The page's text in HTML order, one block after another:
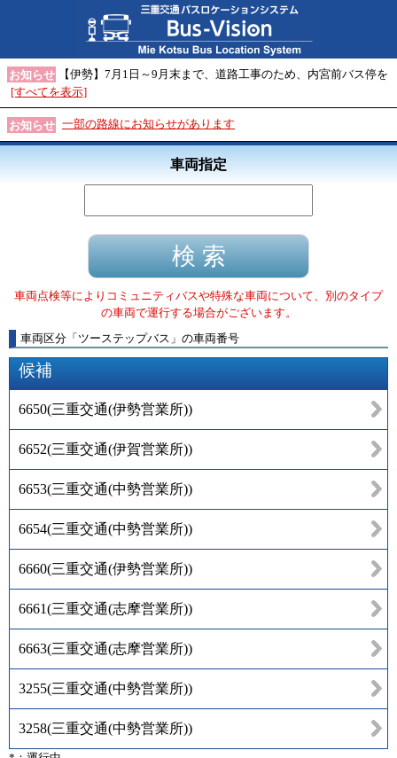
お知らせ
【伊勢】7月1日～9月末まで、道路工事のため、内宮前バス停を
[すべてを表示]
お知らせ 一部の路線にお知らせがあります
車両指定
車両点検等によりコミュニティバスや特殊な車両について、別のタイプ
の車両で運行する場合がございます。
車両区分 「 ツーステップバス 」 の車両番号
候補
6650(三重交通(伊勢営業所))
6652(三重交通(伊賀営業所))
6653(三重交通(中勢営業所))
6654(三重交通(中勢営業所))
6660(三重交通(伊勢営業所))
6661(三重交通(志摩営業所))
6663(三重交通(志摩営業所))
3255(三重交通(中勢営業所))
3258(三重交通(中勢営業所))